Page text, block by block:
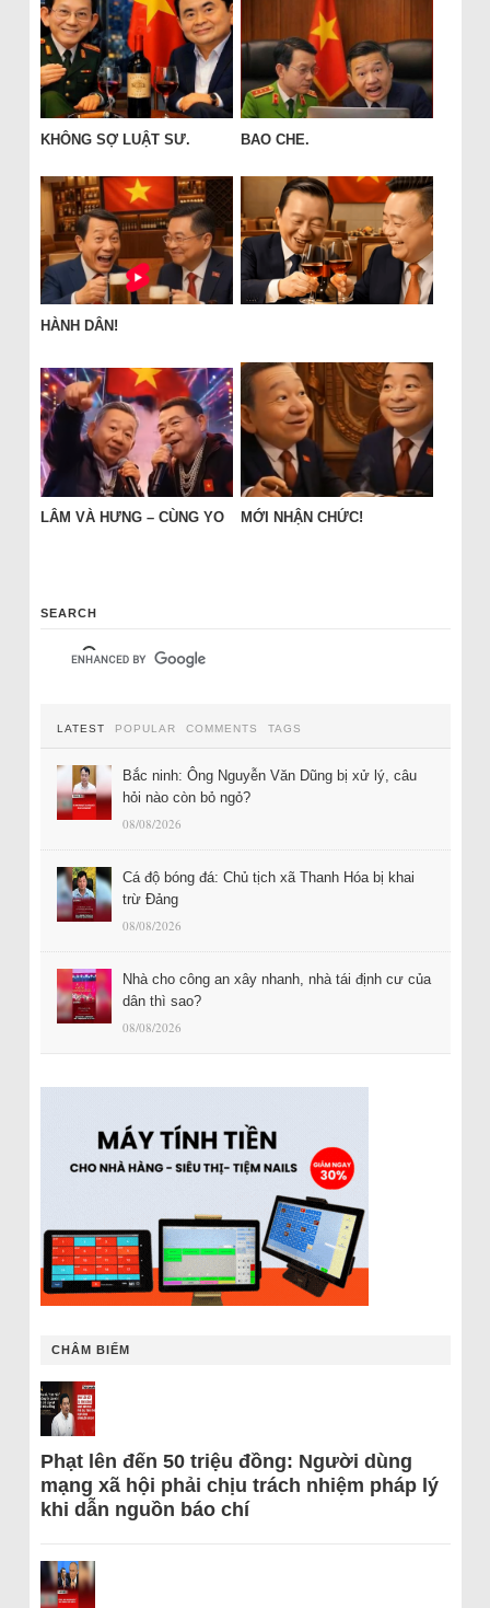
KHÔNG SỢ LUẬT SƯ. BAO CHE.
HÀNH DÂN!
LÂM VÀ HƯNG – CÙNG YO MỚI NHẬN CHỨC!
SEARCH
LATEST POPULAR COMMENTS TAGS
Bắc ninh: Ông Nguyễn Văn Dũng bị xử lý, câu
hỏi nào còn bỏ ngỏ?
08/08/2026
Cá độ bóng đá: Chủ tịch xã Thanh Hóa bị khai
trừ Đảng
08/08/2026
Nhà cho công an xây nhanh, nhà tái định cư của
dân thì sao?
08/08/2026
CHÂM BIẾM
Phạt lên đến 50 triệu đồng: Người dùng
mạng xã hội phải chịu trách nhiệm pháp lý
khi dẫn nguồn báo chí